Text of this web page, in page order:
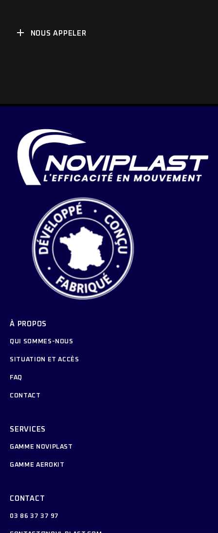
NOUS APPELER
À PROPOS
QUI SOMMES-NOUS
SITUATION ET ACCÈS
FAQ
CONTACT
SERVICES
GAMME NOVIPLAST
GAMME AEROKIT
CONTACT
03 86 37 37 97